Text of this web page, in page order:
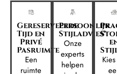
Gereserveerde
Tijd en
Privé
Pasruimte
Een
ruimte
Persoonlijk
Stijladvies*
Onze
experts
helpen